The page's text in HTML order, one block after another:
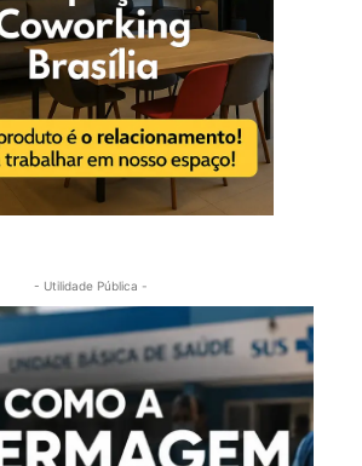
- Utilidade Pública -